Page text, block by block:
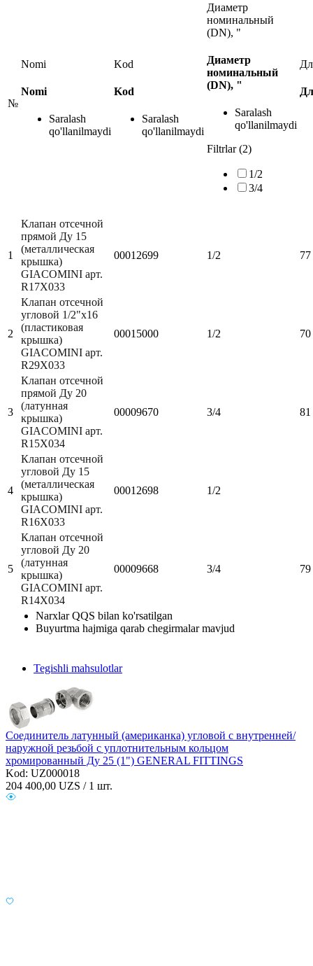
№
Nomi
Nomi
Saralash
qo'llanilmaydi
Kod
Kod
Saralash
qo'llanilmaydi
Диаметр
номинальный
(DN), "
Диаметр
номинальный
(DN), "
Saralash
qo'llanilmaydi
Filtrlar (2)
1/2
3/4
1
Клапан отсечной
прямой Ду 15
(металлическая
крышка)
GIACOMINI арт.
R17X033
00012699 1/2 77
2
Клапан отсечной
угловой 1/2"х16
(пластиковая
крышка)
GIACOMINI арт.
R29X033
00015000 1/2 70
3
Клапан отсечной
прямой Ду 20
(латунная
крышка)
GIACOMINI арт.
R15X034
00009670 3/4 81
4
Клапан отсечной
угловой Ду 15
(металлическая
крышка)
GIACOMINI арт.
R16X033
00012698 1/2
5
Клапан отсечной
угловой Ду 20
(латунная
крышка)
GIACOMINI арт.
R14X034
00009668 3/4 79
Narxlar QQS bilan ko'rsatilgan
Buyurtma hajmiga qarab chegirmalar mavjud
Tegishli mahsulotlar
Соединитель латунный (американка) угловой с внутренней/
наружной резьбой с уплотнительным кольцом
хромированный Ду 25 (1") GENERAL FITTINGS
Kod: UZ000018
204 400,00 UZS / 1 шт.